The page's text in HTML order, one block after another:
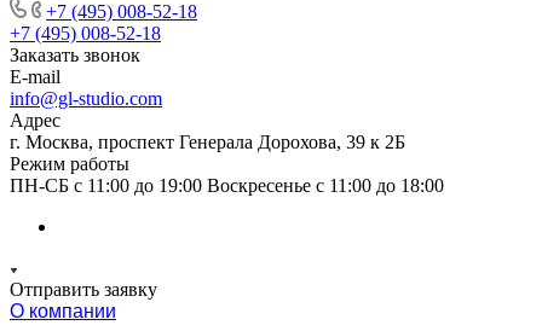
+7 (495) 008-52-18
+7 (495) 008-52-18
Заказать звонок
E-mail
info@gl-studio.com
Адрес
г. Москва, проспект Генерала Дорохова, 39 к 2Б
Режим работы
ПН-СБ с 11:00 до 19:00 Воскресенье с 11:00 до 18:00
Отправить заявку
О компании